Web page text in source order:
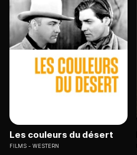
Les couleurs du désert
FILMS WESTERN